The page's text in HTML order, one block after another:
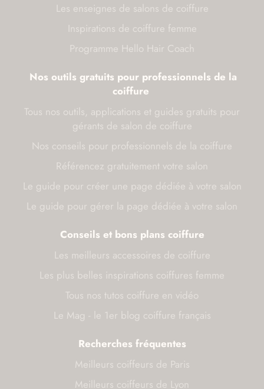
Les enseignes de salons de coiffure
Inspirations de coiffure femme
Programme Hello Hair Coach
Nos outils gratuits pour professionnels de la
coiffure
Tous nos outils, applications et guides gratuits pour
gérants de salon de coiffure
Nos conseils pour professionnels de la coiffure
Référencez gratuitement votre salon
Le guide pour créer une page dédiée à votre salon
Le guide pour gérer la page dédiée à votre salon
Conseils et bons plans coiffure
Les meilleurs accessoires de coiffure
Les plus belles inspirations coiffures femme
Tous nos tutos coiffure en vidéo
Le Mag - le 1er blog coiffure français
Recherches fréquentes
Meilleurs coiffeurs de Paris
Meilleurs coiffeurs de Lyon